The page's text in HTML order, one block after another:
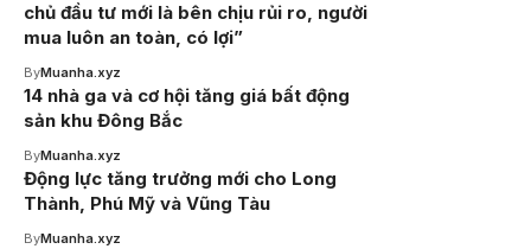
chủ đầu tư mới là bên chịu rủi ro, người
mua luôn an toàn, có lợi”
ByMuanha.xyz
14 nhà ga và cơ hội tăng giá bất động
sản khu Đông Bắc
ByMuanha.xyz
Động lực tăng trưởng mới cho Long
Thành, Phú Mỹ và Vũng Tàu
ByMuanha.xyz